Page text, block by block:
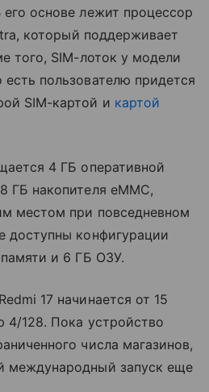
основе лежит процессор
который поддерживает
того, SIM-лоток у модели
пользователю придется
SIM-картой и картой
4 ГБ оперативной
ГБ накопителя eMMC,
местом при повседневном
доступны конфигурации
и 6 ГБ ОЗУ.
17 начинается от 15
4/128. Пока устройство
числа магазинов,
международный запуск еще